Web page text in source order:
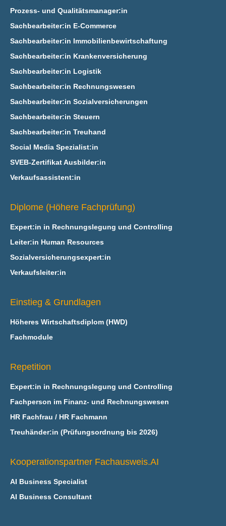
Prozess- und Qualitätsmanager:in
Sachbearbeiter:in E‑Commerce
Sachbearbeiter:in Immobilienbewirtschaftung
Sachbearbeiter:in Krankenversicherung
Sachbearbeiter:in Logistik
Sachbearbeiter:in Rechnungswesen
Sachbearbeiter:in Sozialversicherungen
Sachbearbeiter:in Steuern
Sachbearbeiter:in Treuhand
Social Media Spezialist:in
SVEB-Zertifikat Ausbilder:in
Verkaufsassistent:in
Diplome (Höhere Fachprüfung)
Expert:in in Rechnungslegung und Controlling
Leiter:in Human Resources
Sozialversicherungsexpert:in
Verkaufsleiter:in
Einstieg & Grundlagen
Höheres Wirtschaftsdiplom (HWD)
Fachmodule
Repetition
Expert:in in Rechnungslegung und Controlling
Fachperson im Finanz- und Rechnungswesen
HR Fachfrau / HR Fachmann
Treuhänder:in (Prüfungsordnung bis 2026)
Kooperationspartner Fachausweis.AI
AI Business Specialist
AI Business Consultant